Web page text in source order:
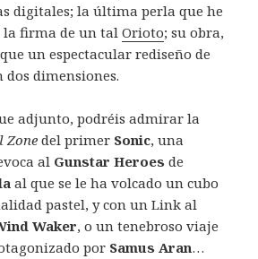
digitales; la última perla que he
la firma de un talOrioto; su obra,
un espectacular rediseño de
dos dimensiones.
adjunto, podréis admirar la
Zonedel primer Sonic, una
al Gunstar Heroes de
al que se le ha volcado un cubo
pastel, y con un Link al
Waker, o un tenebroso viaje
por Samus Aran…